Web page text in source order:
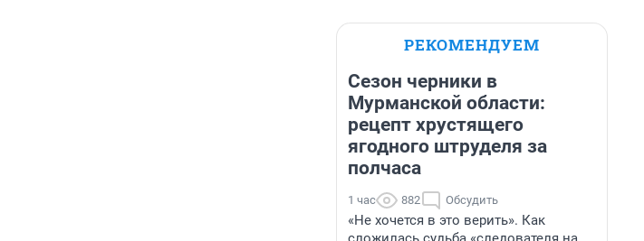
РЕКОМЕНДУЕМ
Сезон черники в
Мурманской области:
рецепт хрустящего
ягодного штруделя за
полчаса
1 час 882 Обсудить
«Не хочется в это верить». Как